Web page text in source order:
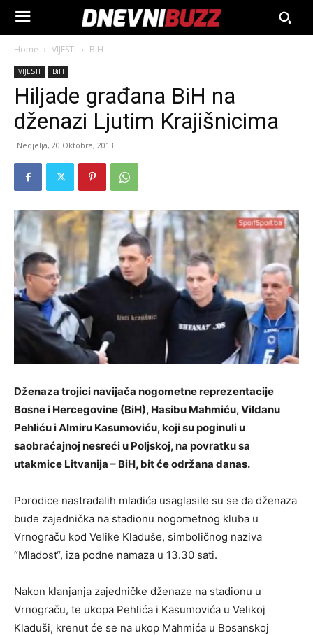
Home VIJESTI BiH
VIJESTI BiH
Hiljade građana BiH na
dženazi Ljutim Krajišnicima
Nedjelja, 20 Oktobra, 2013
Dženaza trojici navijača nogometne reprezentacije
Bosne i Hercegovine (BiH), Hasibu Mahmiću, Vildanu
Pehliću i Almiru Kasumoviću, koji su poginuli u
saobraćajnoj nesreći u Poljskoj, na povratku sa
utakmice Litvanija – BiH, bit će održana danas.
Porodice nastradalih mladića usaglasile su se da dženaza
bude zajednička na stadionu nogometnog kluba u
Vrnograču kod Velike Kladuše, simboličnog naziva
“Mladost“, iza podne namaza u 13.30 sati.
Nakon klanjanja zajedničke dženaze na stadionu u
Vrnograču, te ukopa Pehlića i Kasumovića u Velikoj
Kladuši, krenut će se na ukop Mahmića u Bosanskoj